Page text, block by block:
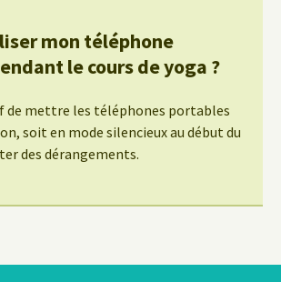
mon téléphone
le cours de yoga ?
de mettre les téléphones portables
soit en mode silencieux au début du
des dérangements.